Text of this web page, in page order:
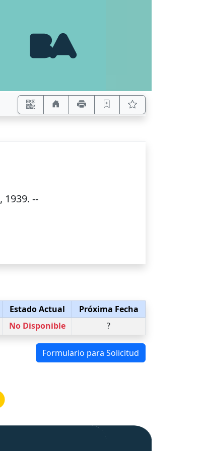
, 1939. --
Estado Actual
Próxima Fecha
No Disponible ?
Formulario para Solicitud